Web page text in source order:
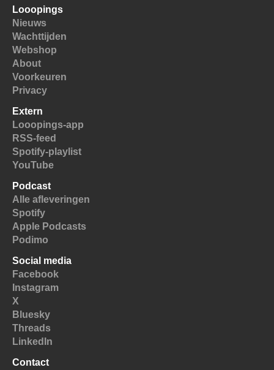
Looopings
Nieuws
Wachttijden
Webshop
About
Voorkeuren
Privacy
Extern
Looopings-app
RSS-feed
Spotify-playlist
YouTube
Podcast
Alle afleveringen
Spotify
Apple Podcasts
Podimo
Social media
Facebook
Instagram
X
Bluesky
Threads
LinkedIn
Contact